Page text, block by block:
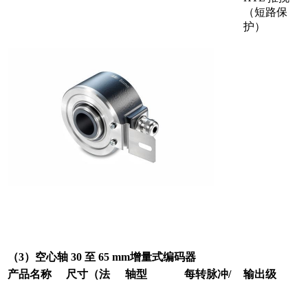
（短路保
护）
（3）空心轴 30 至 65 mm增量式编码器
产品名称
尺寸（法
轴型
每转脉冲/
输出级